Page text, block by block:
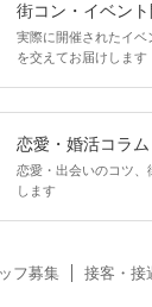
街コン・イベン
実際に開催されたイベ
を交えてお届けします
恋愛・婚活コラム
恋愛・出会いのコツ、
します
フ募集 接客・接